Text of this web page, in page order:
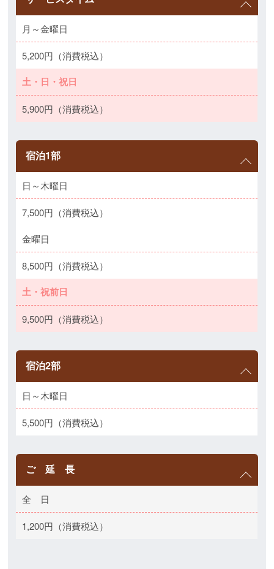
月～金曜日
5,200円（消費税込）
土・日・祝日
5,900円（消費税込）
宿泊1部
日～木曜日
7,500円（消費税込）
金曜日
8,500円（消費税込）
土・祝前日
9,500円（消費税込）
宿泊2部
日～木曜日
5,500円（消費税込）
ご 延 長
全 日
1,200円（消費税込）